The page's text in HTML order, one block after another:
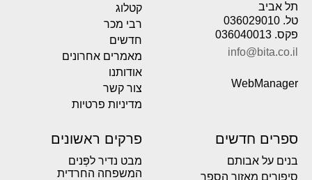
תל אביב
טל. 036029010
פקס. 036040013
info@bita.co.il
WebManager
קטלוג
רבי מכר
חדשים
מאמרים אחרונים
אודותנו
צור קשר
מדיניות פרטיות
ספרים חדשים
בנים על אבותם
סיפורים מאזור הספר
פרקים ראשונים
מבט נדיר לפְּנים
המשפחה החרדית